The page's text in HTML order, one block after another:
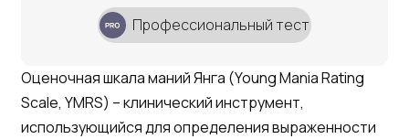
Профессиональный тест
Оценочная шкала маний Янга (Young Mania Rating
Scale, YMRS) – клинический инструмент,
использующийся для определения выраженности